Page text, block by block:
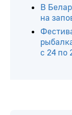
В
на
с 24 по